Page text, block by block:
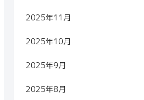
2025年11月
2025年10月
2025年9月
2025年8月